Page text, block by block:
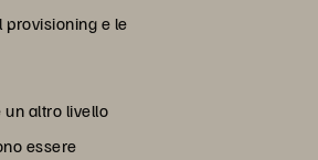
provisioning e le
un altro livello
essere